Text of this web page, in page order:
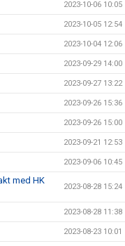
2023-10-06 10:05
2023-10-05 12:54
2023-10-04 12:06
2023-09-29 14:00
2023-09-27 13:22
2023-09-26 15:36
2023-09-26 15:00
2023-09-21 12:53
2023-09-06 10:45
med HK
2023-08-28 15:24
2023-08-28 11:38
2023-08-23 10:01